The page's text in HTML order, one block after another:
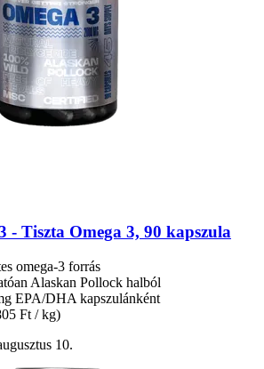
-​ Tiszta Omega 3, 90 kapszula
omega-3 forrás
Alaskan Pollock halból
EPA/DHA kapszulánként
Ft / kg)
10.